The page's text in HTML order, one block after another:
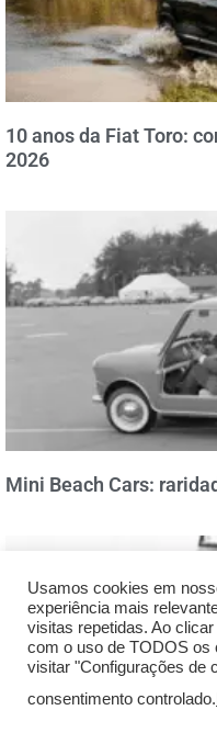
10 anos da Fiat Toro:
2026
Mini Beach Cars:
Usamos cookies em
experiência mais
visitas repetidas. Ao
com o uso de TODOS os
visitar "Configurações de
consentimento controlado.